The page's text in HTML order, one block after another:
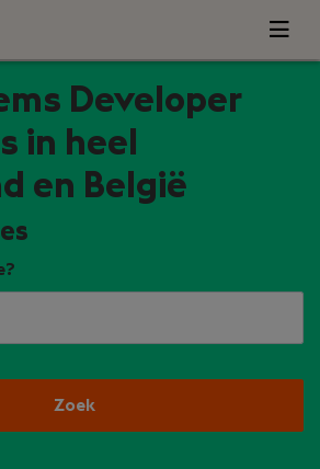
Developer
in heel
en België
Zoek